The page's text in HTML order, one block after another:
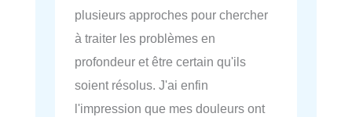
plusieurs approches pour chercher
à traiter les problèmes en
profondeur et être certain qu'ils
soient résolus. J'ai enfin
l'impression que mes douleurs ont